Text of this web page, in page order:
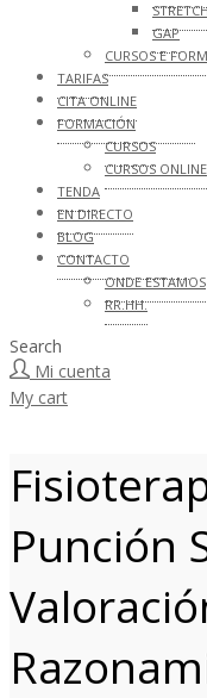
GAP
CURSOS E
TARIFAS
CITA ONLINE
FORMACIÓN
CURSOS
CURSOS ONLINE
TENDA
EN DIRECTO
BLOG
CONTACTO
ONDE ESTAMOS
RR.HH.
Search
Mi cuenta
My cart
Punción